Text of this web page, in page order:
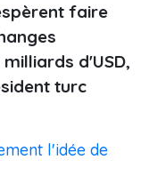
faire
d'USD,
turc
l'idée de